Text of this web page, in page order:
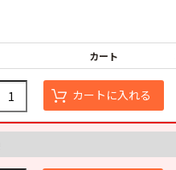
カート
カートに入れる